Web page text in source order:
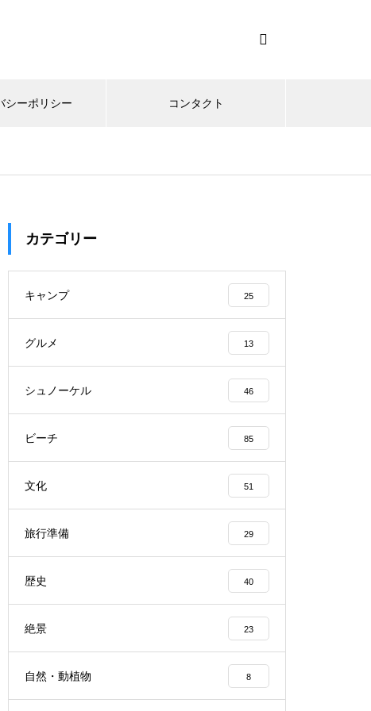
シーポリシー コンタクト
カテゴリー
キャンプ 25
グルメ 13
シュノーケル 46
ビーチ 85
文化 51
旅行準備 29
歴史 40
絶景 23
自然・動植物 8